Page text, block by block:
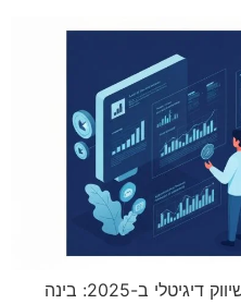
חמשת הטרנדים המשפיעים על שיווק דיגיטלי ב-2025: בינה